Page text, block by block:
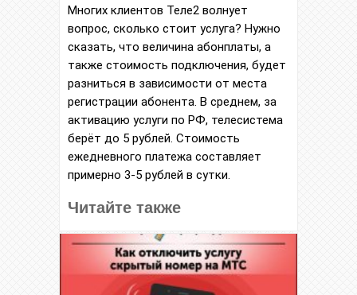
Многих клиентов Теле2 волнует
вопрос, сколько стоит услуга? Нужно
сказать, что величина абонплаты, а
также стоимость подключения, будет
разниться в зависимости от места
регистрации абонента. В среднем, за
активацию услуги по РФ, телесистема
берёт до 5 рублей. Стоимость
ежедневного платежа составляет
примерно 3-5 рублей в сутки.
Читайте также